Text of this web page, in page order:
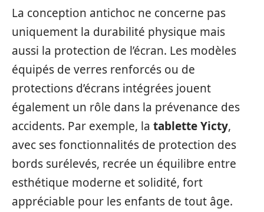
La conception antichoc ne concerne pas
uniquement la durabilité physique mais
aussi la protection de l’écran. Les modèles
équipés de verres renforcés ou de
protections d’écrans intégrées jouent
également un rôle dans la prévenance des
accidents. Par exemple, la tablette Yicty,
avec ses fonctionnalités de protection des
bords surélevés, recrée un équilibre entre
esthétique moderne et solidité, fort
appréciable pour les enfants de tout âge.